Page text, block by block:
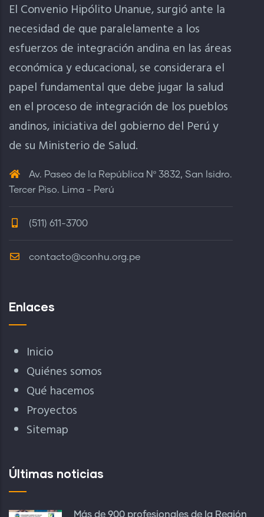
El Convenio Hipólito Unanue, surgió ante la
necesidad de que paralelamente a los
esfuerzos de integración andina en las áreas
económica y educacional, se considerara el
papel fundamental que debe jugar la salud
en el proceso de integración de los pueblos
andinos, iniciativa del gobierno del Perú y
de su Ministerio de Salud.
Av. Paseo de la República Nº 3832, San Isidro.
Tercer Piso. Lima - Perú
(511) 611-3700
contacto@conhu.org.pe
Enlaces
Inicio
Quiénes somos
Qué hacemos
Proyectos
Sitemap
Últimas noticias
Más de 900 profesionales de la Región